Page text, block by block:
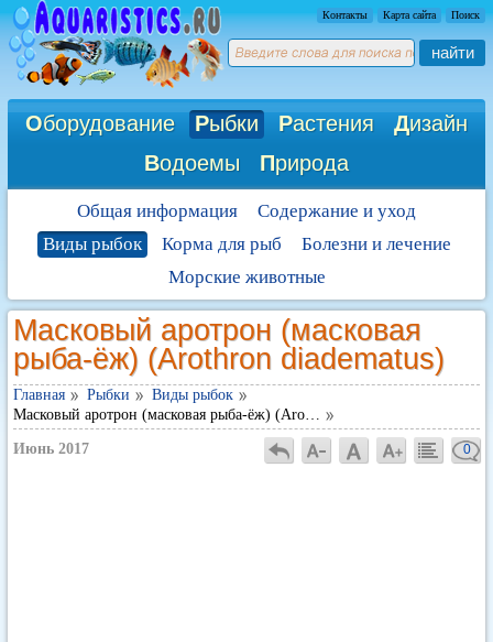
Контакты Карта сайта Поиск
найти
Оборудование Рыбки Растения Дизайн
Водоемы Природа
Общая информация
Содержание и уход
Виды рыбок
Корма для рыб
Болезни и лечение
Морские животные
Масковый аротрон (масковая
рыба-ёж) (Arothron diadematus)
Главная Рыбки
Виды рыбок
Масковый аротрон (масковая рыба-ёж) (Aro…
Июнь 2017 0